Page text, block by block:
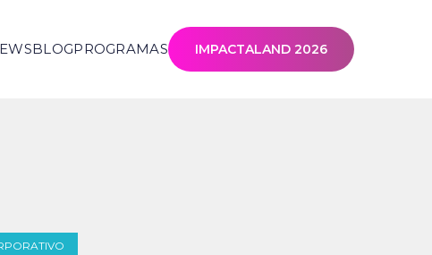
BLOGPROGRAMAS IMPACTALAND 2026